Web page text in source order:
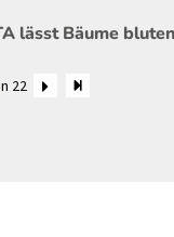
lässt Bäume bluten
22